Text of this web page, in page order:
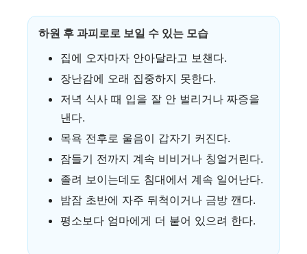
하원 후 과피로로 보일 수 있는 모습
집에 오자마자 안아달라고 보챈다.
장난감에 오래 집중하지 못한다.
저녁 식사 때 입을 잘 안 벌리거나 짜증을
낸다.
목욕 전후로 울음이 갑자기 커진다.
잠들기 전까지 계속 비비거나 칭얼거린다.
졸려 보이는데도 침대에서 계속 일어난다.
밤잠 초반에 자주 뒤척이거나 금방 깬다.
평소보다 엄마에게 더 붙어 있으려 한다.